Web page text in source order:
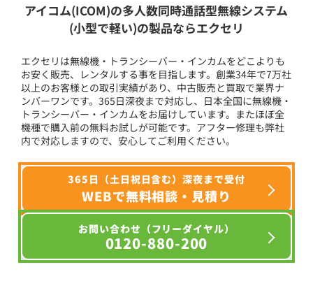
アイコム(ICOM)の多人数同時通話型無線システム
(小型で軽い)の製品ならエクセリ
エクセリは無線機・トランシーバー・インカムをどこよりも
お安く販売、レンタルする事を目指します。創業34年で7万社
以上のお客様との取引実績があり、中古販売と買取で業界ナ
ンバーワンです。365日深夜まで対応し、日本全国に無線機・
トランシーバー・インカムをお届けしています。またほぼ全
機種で購入前の無料お試しが可能です。アフター修理も弊社
内で対応しますので、安心してご利用ください。
365日（土日祝日含む）深夜まで受付
WEBで無料相談・見積り
お問い合わせ（フリーダイヤル）
0120-880-200